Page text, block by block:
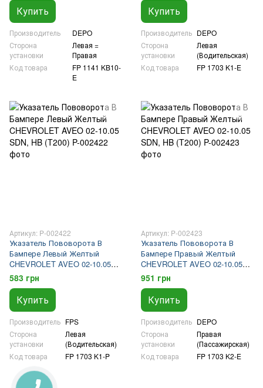
Купить
Производитель
DEPO
Сторона
установки
Левая =
Правая
Код товара
FP 1141 KB10-
E
Купить
Производитель DEPO
Сторона
установки
Левая
(Водительская)
Код товара
FP 1703 K1-E
Артикул: P-002422
Указатель Пововорота В
Бампере Левый Желтый
CHEVROLET AVEO 02-10.05
SDN, HB (T200)
583 грн
Купить
Производитель FPS
Сторона
установки
Левая
(Водительская)
Код товара
FP 1703 K1-P
Артикул: P-002423
Указатель Пововорота В
Бампере Правый Желтый
CHEVROLET AVEO 02-10.05
SDN, HB (T200)
951 грн
Купить
Производитель DEPO
Сторона
установки
Правая
(Пассажирская)
Код товара
FP 1703 K2-E